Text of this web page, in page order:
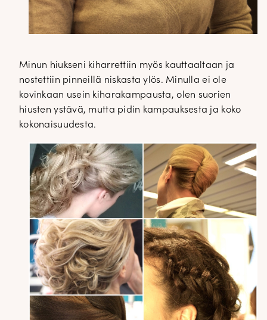
Minun hiukseni kiharrettiin myös kauttaaltaan ja
nostettiin pinneillä niskasta ylös. Minulla ei ole
kovinkaan usein kiharakampausta, olen suorien
hiusten ystävä, mutta pidin kampauksesta ja koko
kokonaisuudesta.